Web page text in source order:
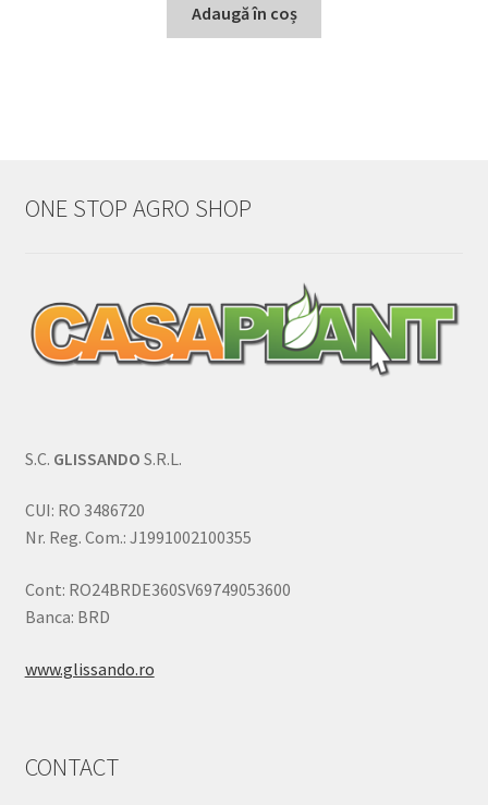
Adaugă în coș
ONE STOP AGRO SHOP
S.C. GLISSANDO S.R.L.
CUI: RO 3486720
Nr. Reg. Com.: J1991002100355
Cont: RO24BRDE360SV69749053600
Banca: BRD
www.glissando.ro
CONTACT